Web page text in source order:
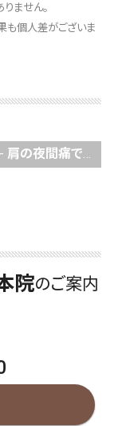
ません。
も個人差がございま
肩の夜間痛でお困りの方へ
院のご案内